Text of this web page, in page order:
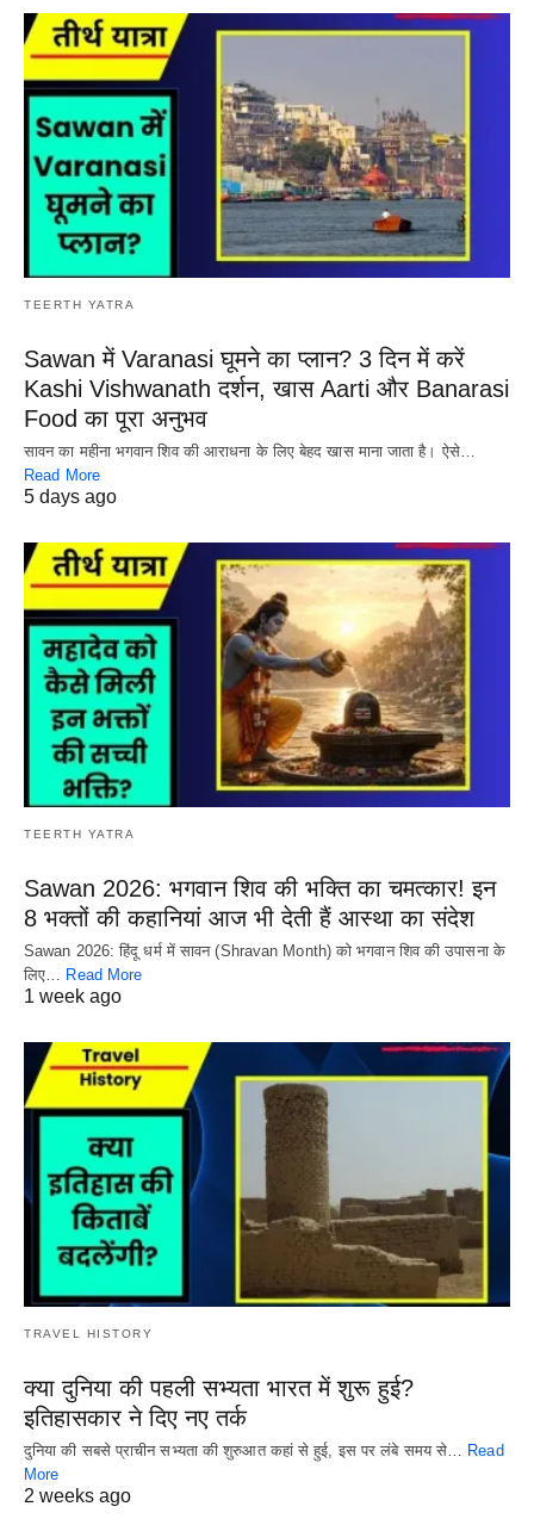
TEERTH YATRA
Sawan में Varanasi घूमने का प्लान? 3 दिन में करें
Kashi Vishwanath दर्शन, खास Aarti और Banarasi
Food का पूरा अनुभव
सावन का महीना भगवान शिव की आराधना के लिए बेहद खास माना जाता है। ऐसे…
Read More
5 days ago
TEERTH YATRA
Sawan 2026: भगवान शिव की भक्ति का चमत्कार! इन
8 भक्तों की कहानियां आज भी देती हैं आस्था का संदेश
Sawan 2026: हिंदू धर्म में सावन (Shravan Month) को भगवान शिव की उपासना के
लिए…
Read More
1 week ago
TRAVEL HISTORY
क्या दुनिया की पहली सभ्यता भारत में शुरू हुई?
इतिहासकार ने दिए नए तर्क
दुनिया की सबसे प्राचीन सभ्यता की शुरुआत कहां से हुई, इस पर लंबे समय से… Read
More
2 weeks ago